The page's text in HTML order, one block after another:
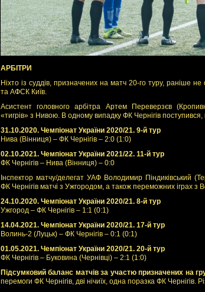
АРБІТРИ
Ніхто із суддів, призначених на матч 20-го туру, раніше не
та АФСК Київ.
Асистент головного арбітра Артем Переверзєв
«тигрів» з Нивою. В одному випадку ФК Чернігів поступився,
31.10.2020. Чемпіонат України 2020/21. 9-й тур
Нива (Вінниця) – ФК Чернігів – 2:0 (1:0)
02.10.2021. Чемпіонат України 2021/22. 11-й тур
ФК Чернігів – Нива (Вінниця) – 0:0
Інспектор матчу/делегат УАФ Володимир Піндиківський
ФК Чернігів матчі з Ужгородом, а також переможних іграх
24.10.2020. Чемпіонат України 2020/21. 8-й тур
Ужгород – ФК Чернігів – 1:1 (0:1)
14.04.2021. Чемпіонат України 2020/21. 17-й тур
Волинь-2 (Луцьк) – ФК Чернігів – 0:1 (0:1)
01.05.2021. Чемпіонат України 2020/21. 20-й тур
ФК Чернігів – Буковина (Чернівці) – 2:1 (1:0)
Підсумковий баланс матчів за участю призначених на
перемоги ФК Чернігів, дві нічиїх, одна поразка ФК Чернігів.